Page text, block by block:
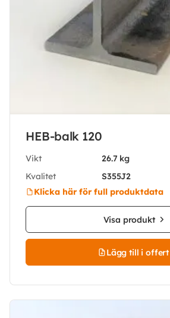
HEB-balk 120
Vikt
26.7 kg
Kvalitet
S355J2
Klicka här för full produktdata
Visa produkt
Lägg till i offert